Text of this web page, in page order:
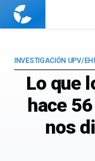
Cuaderno
Lo que
hace
nos
INVESTIGACIÓN UPV/